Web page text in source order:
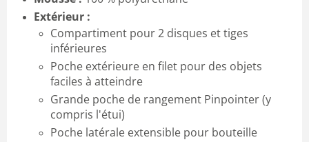
Extérieur :
Compartiment pour 2 disques et tiges
inférieures
Poche extérieure en filet pour des objets
faciles à atteindre
Grande poche de rangement Pinpointer (y
compris l'étui)
Poche latérale extensible pour bouteille